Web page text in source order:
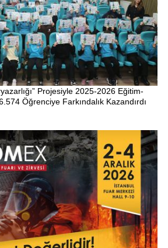
Projesiyle 2025-2026 Eğitim-
Öğrenciye Farkındalık Kazandırdı